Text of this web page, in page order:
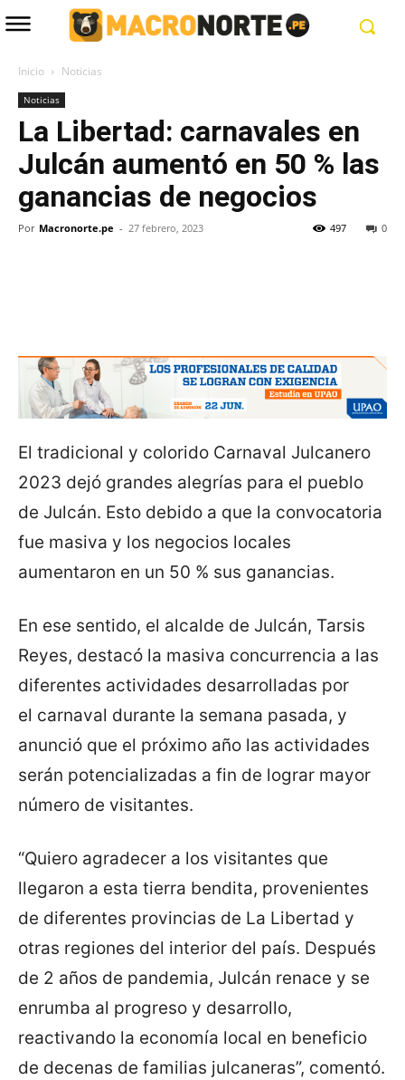
Inicio Noticias
Noticias
La Libertad: carnavales en
Julcán aumentó en 50 % las
ganancias de negocios
Por Macronorte.pe - 27 febrero, 2023 0
497
El tradicional y colorido Carnaval Julcanero
2023 dejó grandes alegrías para el pueblo
de Julcán. Esto debido a que la convocatoria
fue masiva y los negocios locales
aumentaron en un 50 % sus ganancias.
En ese sentido, el alcalde de Julcán, Tarsis
Reyes, destacó la masiva concurrencia a las
diferentes actividades desarrolladas por
el carnaval durante la semana pasada, y
anunció que el próximo año las actividades
serán potencializadas a fin de lograr mayor
número de visitantes.
“Quiero agradecer a los visitantes que
llegaron a esta tierra bendita, provenientes
de diferentes provincias de La Libertad y
otras regiones del interior del país. Después
de 2 años de pandemia, Julcán renace y se
enrumba al progreso y desarrollo,
reactivando la economía local en beneficio
de decenas de familias julcaneras”, comentó.